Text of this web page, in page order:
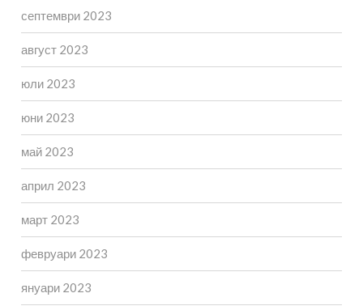
септември 2023
август 2023
юли 2023
юни 2023
май 2023
април 2023
март 2023
февруари 2023
януари 2023